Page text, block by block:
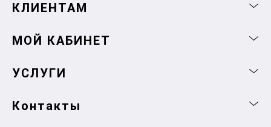
КЛИЕНТАМ
МОЙ КАБИНЕТ
УСЛУГИ
Контакты